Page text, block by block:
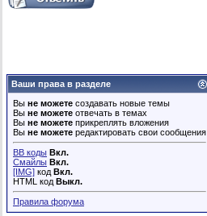
Ваши права в разделе
Вы не можете создавать новые темы
Вы не можете отвечать в темах
Вы не можете прикреплять вложения
Вы не можете редактировать свои сообщения
BB коды Вкл.
Смайлы Вкл.
[IMG] код Вкл.
HTML код Выкл.
Правила форума